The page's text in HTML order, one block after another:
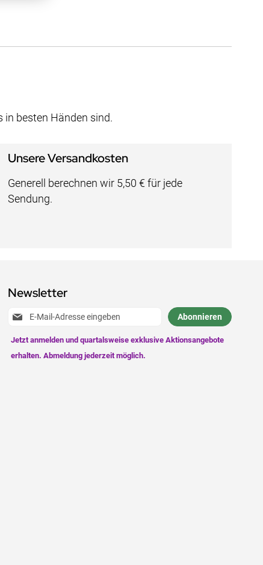
in besten Händen sind.
Unsere Versandkosten
Generell berechnen wir 5,50 € für jede
Sendung.
Newsletter
Anmeldung
Newsletter:
Abonnieren